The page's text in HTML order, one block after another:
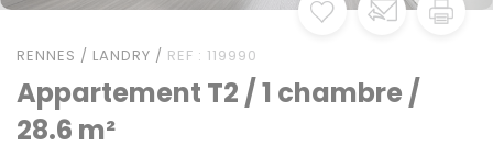
RENNES / LANDRY / REF : 119990
Appartement T2 / 1 chambre /
28.6 m²